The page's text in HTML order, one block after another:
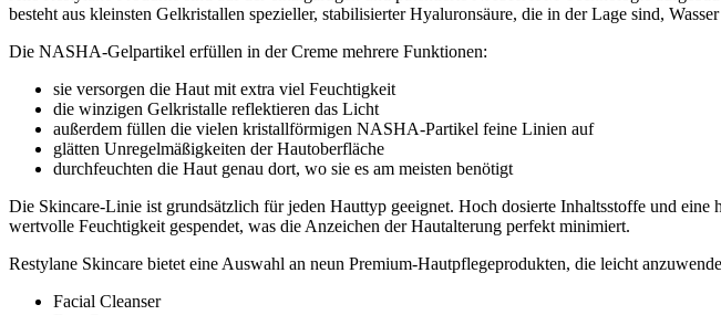
besteht aus kleinsten Gelkristallen spezieller, stabilisierter Hyaluronsäure, die in der Lage sind,
Die NASHA-Gelpartikel erfüllen in der Creme mehrere Funktionen:
sie versorgen die Haut mit extra viel Feuchtigkeit
die winzigen Gelkristalle reflektieren das Licht
außerdem füllen die vielen kristallförmigen NASHA-Partikel feine Linien auf
glätten Unregelmäßigkeiten der Hautoberfläche
durchfeuchten die Haut genau dort, wo sie es am meisten benötigt
Die Skincare-Linie ist grundsätzlich für jeden Hauttyp geeignet. Hoch dosierte Inhaltsstoffe und
wertvolle Feuchtigkeit gespendet, was die Anzeichen der Hautalterung perfekt minimiert.
Restylane Skincare bietet eine Auswahl an neun Premium-Hautpflegeprodukten, die leicht
Facial Cleanser